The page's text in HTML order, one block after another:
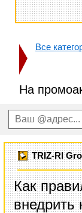
Все
На
TRIZ-RI
Как
внедрить